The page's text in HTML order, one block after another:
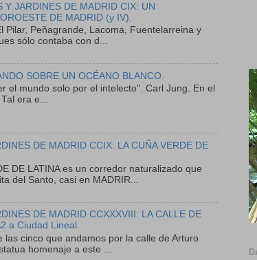
Y JARDINES DE MADRID CIX: UN
DE MADRID (y IV).
Pilar, Peñagrande, Lacoma, Fuentelarreina y
sólo contaba con d...
SOBRE UN OCÉANO BLANCO.
el mundo solo por el intelecto". Carl Jung. En el
era e...
DE MADRID CCIX: LA CUÑA VERDE DE
DE LATINA es un corredor naturalizado que
del Santo, casi en MADRIR...
DE MADRID CCXXXVIII: LA CALLE DE
a Ciudad Lineal.
cinco que andamos por la calle de Arturo
homenaje a este ...